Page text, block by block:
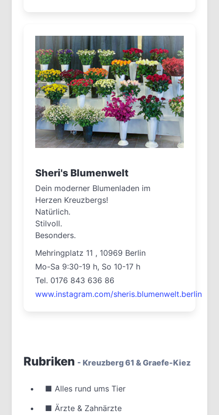
Rubriken - Kreuzberg 61 & Graefe-Kiez
■ Alles rund ums Tier
■ Ärzte & Zahnärzte
Sheri's Blumenwelt
Dein moderner Blumenladen im
Herzen Kreuzbergs!
Natürlich.
Stilvoll.
Besonders.
Mehringplatz 11 , 10969 Berlin
Mo-Sa 9:30-19 h, So 10-17 h
Tel. 0176 843 636 86
www.instagram.com/sheris.blumenwelt.berlin